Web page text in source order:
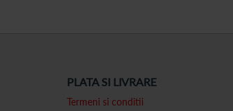
PLATA SI LIVRARE
Termeni si conditii